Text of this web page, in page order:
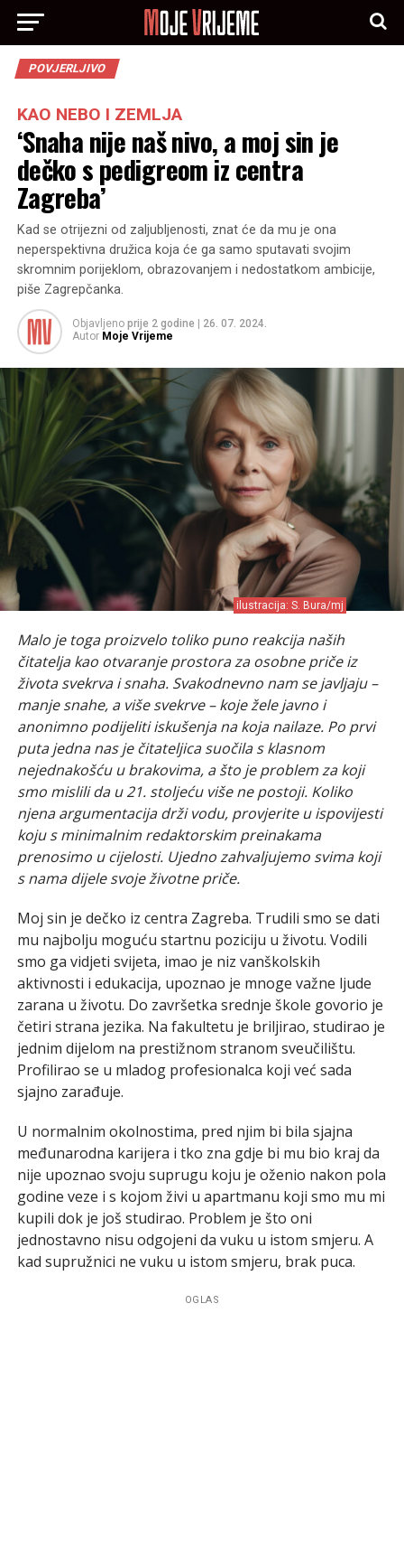
POVJERLJIVO
KAO NEBO I ZEMLJA
‘Snaha nije naš nivo, a moj sin je
dečko s pedigreom iz centra
Zagreba’
Kad se otrijezni od zaljubljenosti, znat će da mu je ona
neperspektivna družica koja će ga samo sputavati svojim
skromnim porijeklom, obrazovanjem i nedostatkom ambicije,
piše Zagrepčanka.
Objavljeno prije 2 godine
26. 07. 2024.
Autor Moje Vrijeme
ilustracija: S. Bura/mj
Malo je toga proizvelo toliko puno reakcija naših
čitatelja kao otvaranje prostora za osobne priče iz
života svekrva i snaha. Svakodnevno nam se javljaju –
manje snahe, a više svekrve – koje žele javno i
anonimno podijeliti iskušenja na koja nailaze. Po prvi
puta jedna nas je čitateljica suočila s klasnom
nejednakošću u brakovima, a što je problem za koji
smo mislili da u 21. stoljeću više ne postoji. Koliko
njena argumentacija drži vodu, provjerite u ispovijesti
koju s minimalnim redaktorskim preinakama
prenosimo u cijelosti. Ujedno zahvaljujemo svima koji
s nama dijele svoje životne priče.
Moj sin je dečko iz centra Zagreba. Trudili smo se dati
mu najbolju moguću startnu poziciju u životu. Vodili
smo ga vidjeti svijeta, imao je niz vanškolskih
aktivnosti i edukacija, upoznao je mnoge važne ljude
zarana u životu. Do završetka srednje škole govorio je
četiri strana jezika. Na fakultetu je briljirao, studirao je
jednim dijelom na prestižnom stranom sveučilištu.
Profilirao se u mladog profesionalca koji već sada
sjajno zarađuje.
U normalnim okolnostima, pred njim bi bila sjajna
međunarodna karijera i tko zna gdje bi mu bio kraj da
nije upoznao svoju suprugu koju je oženio nakon pola
godine veze i s kojom živi u apartmanu koji smo mu mi
kupili dok je još studirao. Problem je što oni
jednostavno nisu odgojeni da vuku u istom smjeru. A
kad supružnici ne vuku u istom smjeru, brak puca.
OGLAS